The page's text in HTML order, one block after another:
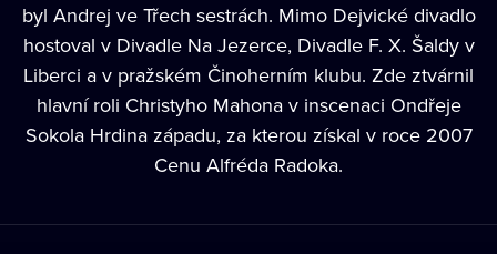
byl Andrej ve Třech sestrách. Mimo Dejvické divadlo
hostoval v Divadle Na Jezerce, Divadle F. X. Šaldy v
Liberci a v pražském Činoherním klubu. Zde ztvárnil
hlavní roli Christyho Mahona v inscenaci Ondřeje
Sokola Hrdina západu, za kterou získal v roce 2007
Cenu Alfréda Radoka.